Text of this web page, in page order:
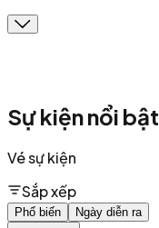
Sự kiện nổi bật
Vé sự kiện
Sắp xếp
Phổ biến Ngày diễn ra